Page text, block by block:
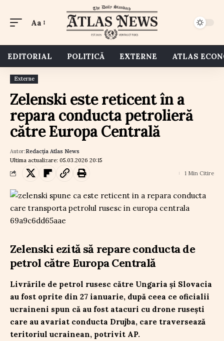
Aa
EDITORIAL POLITICĂ EXTERNE ATLAS
Externe
Zelenski este reticent în a
repara conducta petrolieră
către Europa Centrală
Ultima actualizare: 05.03.2026 20:15
Autor:Redacția Atlas News
1 Min Citire
Zelenski ezită să repare conducta de
petrol către Europa Centrală
Livrările de petrol rusesc către Ungaria și Slovacia
au fost oprite din 27 ianuarie, după ceea ce oficialii
ucraineni spun că au fost atacuri cu drone rusești
care au avariat conducta Drujba, care traversează
teritoriul ucrainean, potrivit AP.